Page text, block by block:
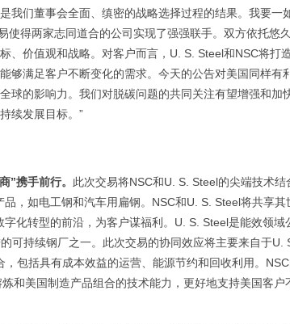
我们董事会全面、缜密的战略选择过程的结果。我要一
得两家志同道合的公司实现了强强联手。双方依托悠
、价值观和战略。对客户而言，U. S. Steel和NSC将打
够满足客户不断变化的需求。今天的公告对美国同样有
球的影响力。我们对脱碳问题的共同关注有望增强和加
续发展目标。”
”携手前行。 此次交易将NSC和U. S. Steel的尖端技术结
，如电工钢和汽车用扁钢。NSC和U. S. Steel将共享其
化转型的前沿，为客户谋福利。U. S. Steel是能效领域
可持续钢厂之一。此次交易的协同效应将主要来自于U.
包括具有成本效益的运营、能源节约和回收利用。
和美国制造产品组合的技术能力，更好地支持美国客户